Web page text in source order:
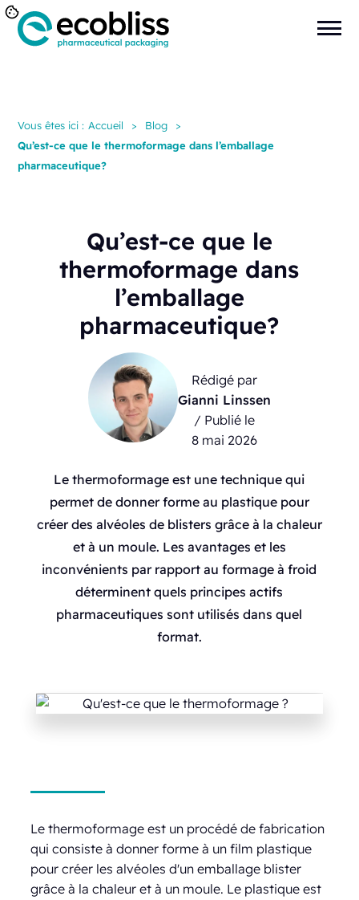
Vous êtes ici : Accueil > Blog
>
Qu’est-ce que le thermoformage dans l’emballage
pharmaceutique?
Qu’est-ce que le
thermoformage dans
l’emballage
pharmaceutique?
Rédigé par
Gianni Linssen
/ Publié le
8 mai 2026
Le thermoformage est une technique qui
permet de donner forme au plastique pour
créer des alvéoles de blisters grâce à la chaleur
et à un moule. Les avantages et les
inconvénients par rapport au formage à froid
déterminent quels principes actifs
pharmaceutiques sont utilisés dans quel
format.
Le thermoformage est un procédé de fabrication
qui consiste à donner forme à un film plastique
pour créer les alvéoles d'un emballage blister
grâce à la chaleur et à un moule. Le plastique est